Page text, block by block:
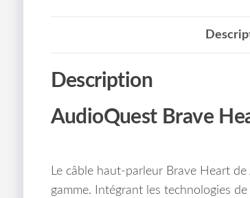
Description
AudioQuest Brave
Le câble haut-parleur Brave Heart
gamme. Intégrant les technologies